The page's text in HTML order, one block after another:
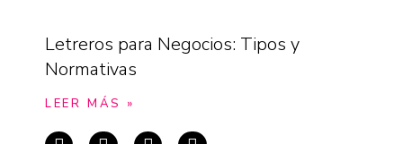
Letreros para Negocios: Tipos y
Normativas
LEER MÁS »